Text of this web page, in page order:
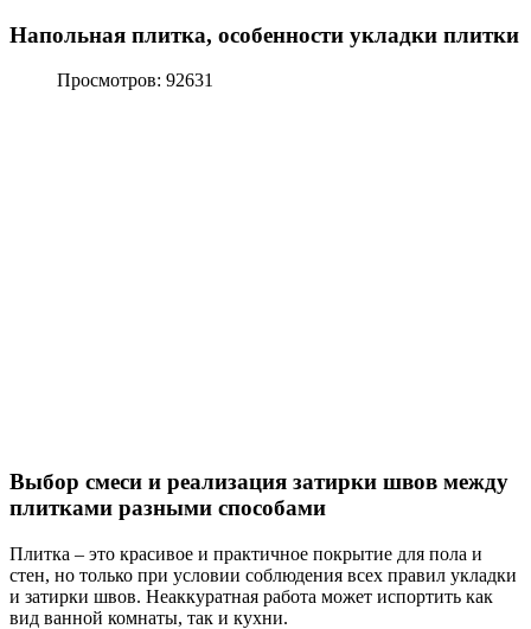
Напольная плитка, особенности укладки плитки
Просмотров: 92631
Выбор смеси и реализация затирки швов между
плитками разными способами
Плитка – это красивое и практичное покрытие для пола и
стен, но только при условии соблюдения всех правил укладки
и затирки швов. Неаккуратная работа может испортить как
вид ванной комнаты, так и кухни.